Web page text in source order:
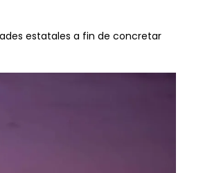
estatales a fin de concretar